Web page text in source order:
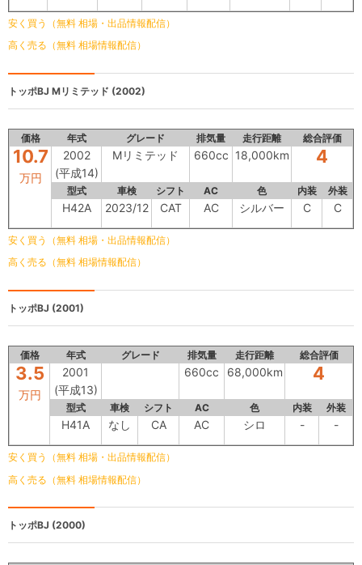
安く買う（無料 相場・出品情報配信）
高く売る（無料 相場情報配信）
トッポBJ Mリミテッド (2002)
価格 年式 グレード 排気量 走行距離 総合評価
10.7
万円
2002
(平成14)
Mリミテッド 660cc 18,000km 4
型式 車検 シフト AC 色 内装 外装
H42A 2023/12 CAT AC シルバー C C
安く買う（無料 相場・出品情報配信）
高く売る（無料 相場情報配信）
トッポBJ (2001)
価格 年式 グレード 排気量 走行距離 総合評価
3.5
万円
2001
(平成13)
660cc 68,000km 4
型式 車検 シフト AC 色 内装 外装
H41A なし CA AC シロ - -
安く買う（無料 相場・出品情報配信）
高く売る（無料 相場情報配信）
トッポBJ (2000)